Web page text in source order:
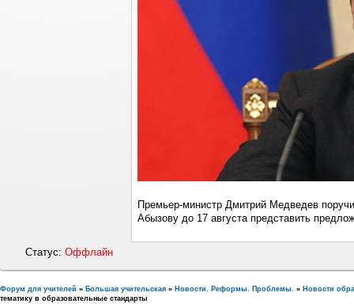
Премьер-министр Дмитрий Медведев
Абызову до 17 августа представить
Статус:Оффлайн
Форум для учителей » Большая учительская » Новости. Реформы. Проблемы. » Новости
тематику в образовательные стандарты